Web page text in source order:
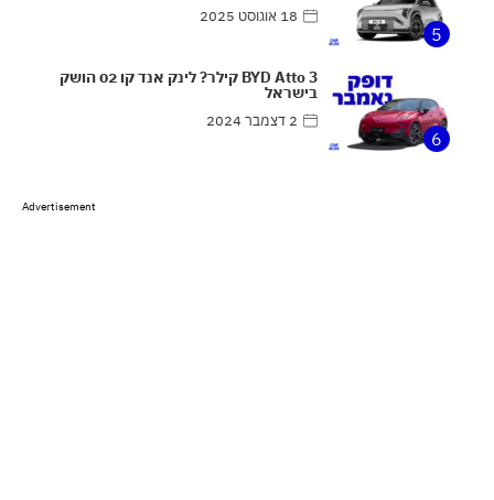
5
18 אוגוסט 2025
6
BYD Atto 3 קילר? לינק אנד קו 02 הושק
בישראל
2 דצמבר 2024
Advertisement